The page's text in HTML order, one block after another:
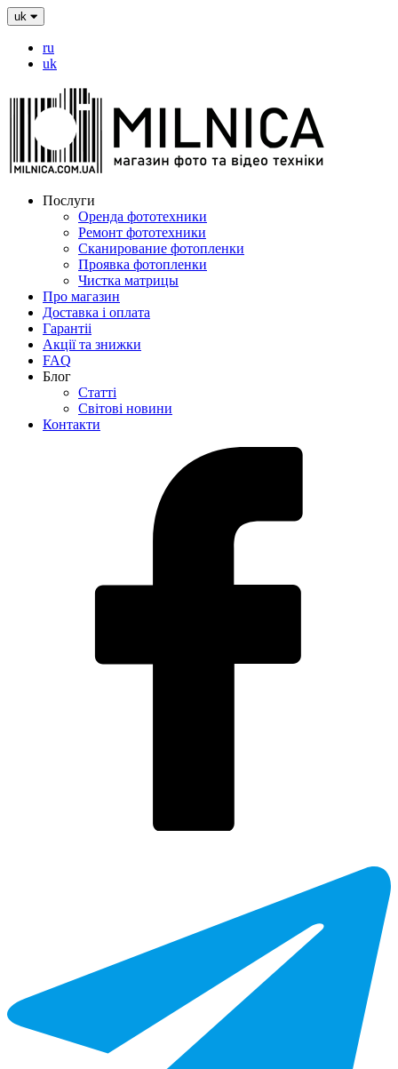
uk
ru
uk
Послуги
Оренда фототехники
Ремонт фототехники
Сканирование фотопленки
Проявка фотопленки
Чистка матрицы
Про магазин
Доставка і оплата
Гарантіі
Акції та знижки
FAQ
Блог
Статті
Світові новини
Контакти